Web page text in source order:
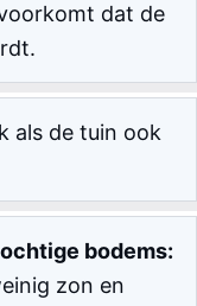
dat de
als de tuin ook
bodems:
zon en